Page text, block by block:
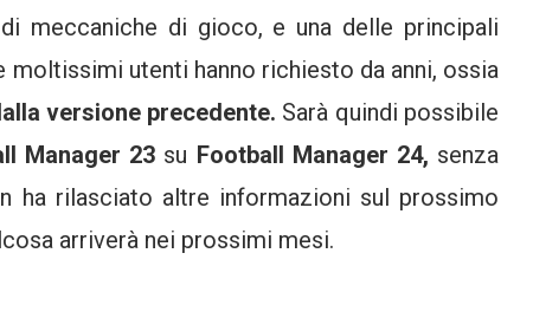
meccaniche di gioco, e una delle principali
moltissimi utenti hanno richiesto da anni, ossia
versione precedente. Sarà quindi possibile
Manager 23 su Football Manager 24, senza
ha rilasciato altre informazioni sul prossimo
arriverà nei prossimi mesi.